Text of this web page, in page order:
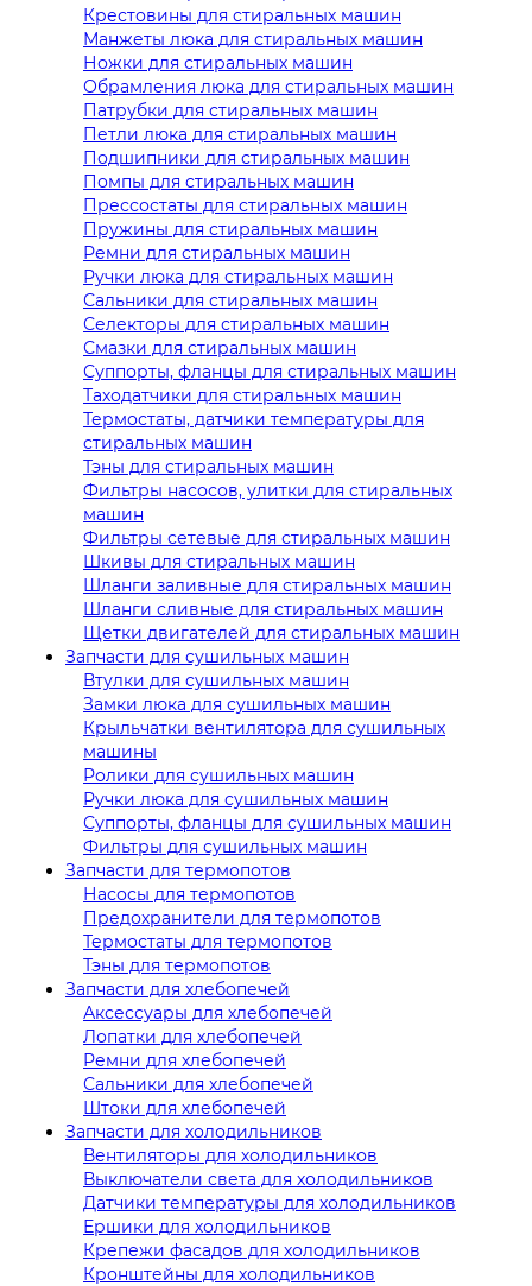
Крестовины для стиральных машин
Манжеты люка для стиральных машин
Ножки для стиральных машин
Обрамления люка для стиральных машин
Патрубки для стиральных машин
Петли люка для стиральных машин
Подшипники для стиральных машин
Помпы для стиральных машин
Прессостаты для стиральных машин
Пружины для стиральных машин
Ремни для стиральных машин
Ручки люка для стиральных машин
Сальники для стиральных машин
Селекторы для стиральных машин
Смазки для стиральных машин
Суппорты, фланцы для стиральных машин
Таходатчики для стиральных машин
Термостаты, датчики температуры для
стиральных машин
Тэны для стиральных машин
Фильтры насосов, улитки для стиральных
машин
Фильтры сетевые для стиральных машин
Шкивы для стиральных машин
Шланги заливные для стиральных машин
Шланги сливные для стиральных машин
Щетки двигателей для стиральных машин
Запчасти для сушильных машин
Втулки для сушильных машин
Замки люка для сушильных машин
Крыльчатки вентилятора для сушильных
машины
Ролики для сушильных машин
Ручки люка для сушильных машин
Суппорты, фланцы для сушильных машин
Фильтры для сушильных машин
Запчасти для термопотов
Насосы для термопотов
Предохранители для термопотов
Термостаты для термопотов
Тэны для термопотов
Запчасти для хлебопечей
Аксессуары для хлебопечей
Лопатки для хлебопечей
Ремни для хлебопечей
Сальники для хлебопечей
Штоки для хлебопечей
Запчасти для холодильников
Вентиляторы для холодильников
Выключатели света для холодильников
Датчики температуры для холодильников
Ершики для холодильников
Крепежи фасадов для холодильников
Кронштейны для холодильников